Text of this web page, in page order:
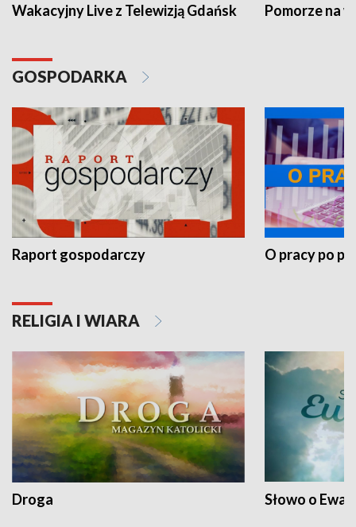
Wakacyjny Live z Telewizją Gdańsk Pomorze na
GOSPODARKA
Raport gospodarczy O pracy po
RELIGIA I WIARA
Droga Słowo o